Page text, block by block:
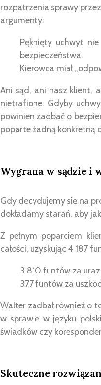
rozpatrzenia sprawy
argumenty:
Pęknięty uchwyt
bezpieczeństwa.
Kierowca miał
Ani sąd, ani nasz klient,
nietrafione. Gdyby
powinien zadbać o
poparte żadną konkretną
Wygrana w sądzie i
Gdy decydujemy się na
dokładamy starań, aby
Z pełnym poparciem
całości, uzyskując 4 187
3 810 funtów za uraz
377 funtów za
Walter zadbał również o
w sprawie w języku
świadków czy
Skuteczne